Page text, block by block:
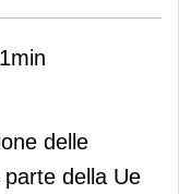
delle
della Ue